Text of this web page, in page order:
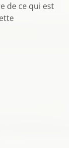
de ce qui est